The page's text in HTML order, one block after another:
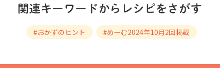
#おかずのヒント #めーむ2024年10月2回掲載